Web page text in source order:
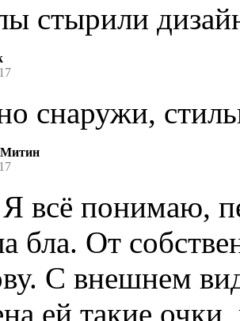
стырили
снаружи,
всё понимаю,
бла. От
С внешнем
ей такие